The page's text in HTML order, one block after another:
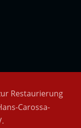
Restaurierung
Carossa-